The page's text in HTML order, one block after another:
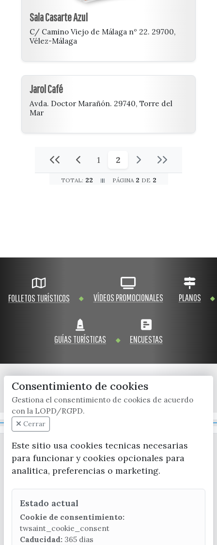
Sala Casarte Azul
C/ Camino Viejo de Málaga nº 22. 29700,
Vélez-Málaga
Jarol Café
Avda. Doctor Marañón. 29740, Torre del
Mar
1 2
TOTAL: 22 PÁGINA 2 DE 2
FOLLETOS TURÍSTICOS VÍDEOS PROMOCIONALES PLANOS
GUÍAS TURÍSTICAS ENCUESTAS
x / twitter facebook youtube instagram
CONTACTA CON LA OFICINA DE TURISMO
(+34) 952 541 104
turismo@velezmalaga.es
Consentimiento de cookies
Gestiona el consentimiento de cookies de acuerdo
con la LOPD/RGPD.
Cerrar
Este sitio usa cookies tecnicas necesarias
para funcionar y cookies opcionales para
analitica, preferencias o marketing.
Estado actual
Cookie de consentimiento:
twsaint_cookie_consent
Caducidad: 365 dias